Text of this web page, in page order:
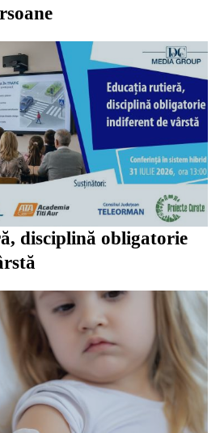
disciplină obligatorie